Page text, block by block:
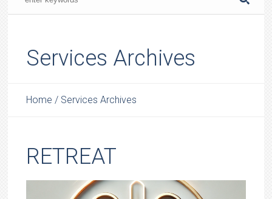
Services Archives
Home / Services Archives
RETREAT